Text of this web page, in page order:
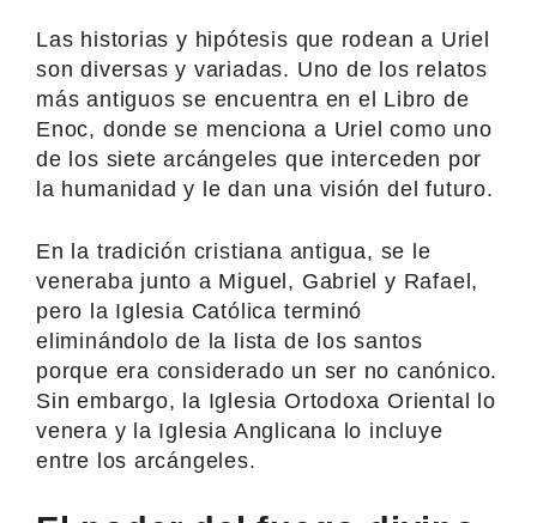
Las historias y hipótesis que rodean a Uriel
son diversas y variadas. Uno de los relatos
más antiguos se encuentra en el Libro de
Enoc, donde se menciona a Uriel como uno
de los siete arcángeles que interceden por
la humanidad y le dan una visión del futuro.
En la tradición cristiana antigua, se le
veneraba junto a Miguel, Gabriel y Rafael,
pero la Iglesia Católica terminó
eliminándolo de la lista de los santos
porque era considerado un ser no canónico.
Sin embargo, la Iglesia Ortodoxa Oriental lo
venera y la Iglesia Anglicana lo incluye
entre los arcángeles.